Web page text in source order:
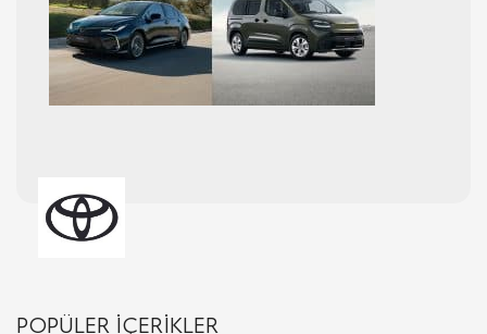
POPÜLER İÇERİKLER